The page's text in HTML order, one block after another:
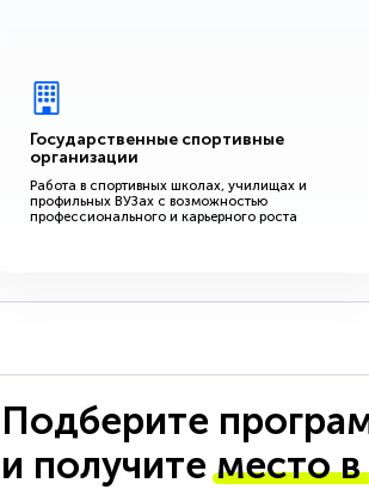
Государственные спортивные
организации
Работа в спортивных школах, училищах и
профильных ВУЗах с возможностью
профессионального и карьерного роста
Подберите
и получитеместо в